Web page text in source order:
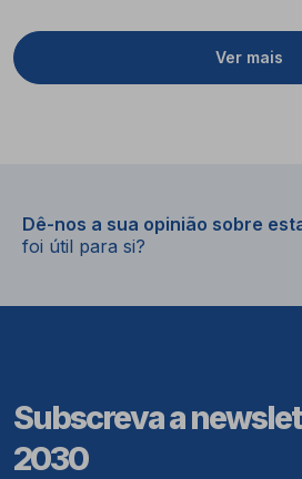
Ver mais
Dê-nos a sua opinião sobre
foi útil para si?
Subscreva a
2030